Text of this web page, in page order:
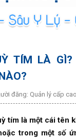
TÍM LÀ
đăng: Quản lý cấp cao
tím là một cái tên
trong một số